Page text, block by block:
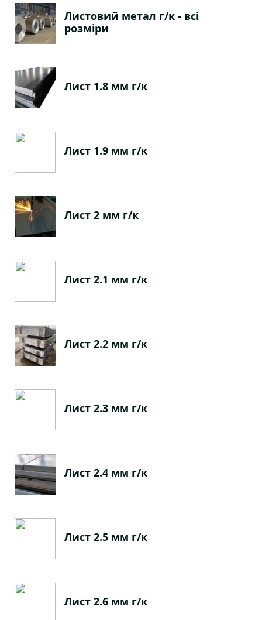
Листовий метал г/к - всі
розміри
Лист 1.8 мм г/к
Лист 1.9 мм г/к
Лист 2 мм г/к
Лист 2.1 мм г/к
Лист 2.2 мм г/к
Лист 2.3 мм г/к
Лист 2.4 мм г/к
Лист 2.5 мм г/к
Лист 2.6 мм г/к